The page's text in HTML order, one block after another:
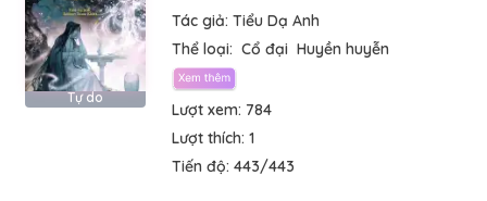
Tự do
Tác giả: Tiểu Dạ Anh
Thể loại: Cổ đại Huyền huyễn
Lượt xem: 784
Lượt thích: 1
Tiến độ: 443/443